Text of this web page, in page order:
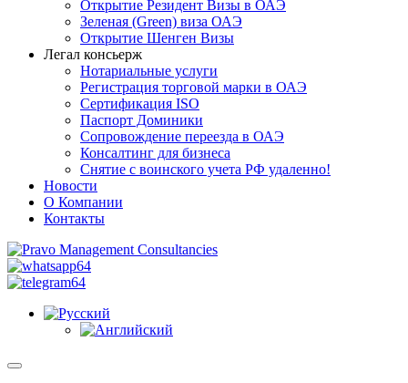
Открытие Резидент Визы в ОАЭ
Зеленая (Green) виза ОАЭ
Открытие Шенген Визы
Легал консьерж
Нотариальные услуги
Регистрация торговой марки в ОАЭ
Сертификация ISO
Паспорт Доминики
Сопровождение переезда в ОАЭ
Консалтинг для бизнеса
Снятие с воинского учета РФ удаленно!
Новости
О Компании
Контакты